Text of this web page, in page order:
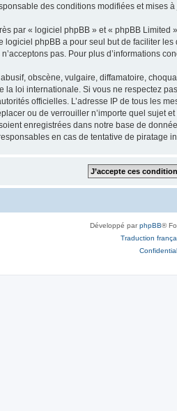
des conditions modifiées et mises à
par « logiciel phpBB » et « phpBB
logiciel phpBB a pour seul but de faciliter
pas. Pour plus d’informations
obscène, vulgaire, diffamatoire,
la loi internationale. Si vous ne respectez
officielles. L’adresse IP de tous les
ou de verrouiller n’importe quel sujet
enregistrées dans notre base de
en cas de tentative de piratage
Développé parphpBB®
Traduction